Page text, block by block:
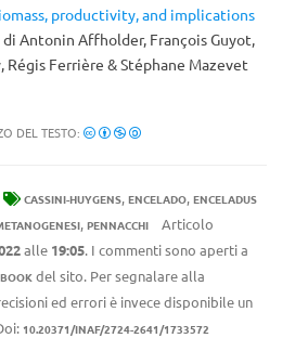
productivity, and implications
di Antonin Affholder, François Guyot,
Régis Ferrière & Stéphane Mazevet
DEL TESTO:
CASSINI-HUYGENS, ENCELADO, ENCELADUS
, PENNACCHI
Articolo
alle 19:05. I commenti sono aperti a
del sito. Per segnalare alla
ed errori è invece disponibile un
10.20371/INAF/2724-2641/1733572